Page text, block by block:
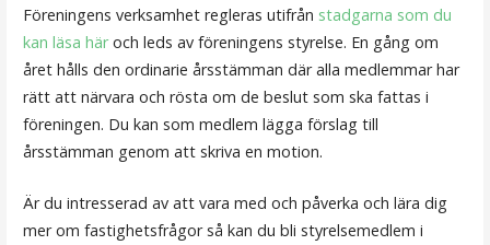
Föreningens verksamhet regleras utifrån stadgarna som du
kan läsa häroch leds av föreningens styrelse. En gång om
året hålls den ordinarie årsstämman där alla medlemmar har
rätt att närvara och rösta om de beslut som ska fattas i
föreningen. Du kan som medlem lägga förslag till
årsstämman genom att skriva en motion.
Är du intresserad av att vara med och påverka och lära dig
mer om fastighetsfrågor så kan du bli styrelsemedlem i